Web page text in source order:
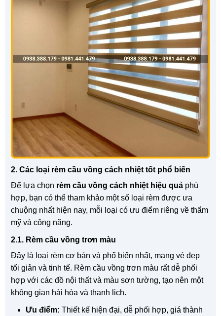
2. Các loại rèm cầu vồng cách nhiệt tốt phổ biến
Để lựa chọn rèm cầu vồng cách nhiệt hiệu quả phù
hợp, bạn có thể tham khảo một số loại rèm được ưa
chuộng nhất hiện nay, mỗi loại có ưu điểm riêng về thẩm
mỹ và công năng.
2.1. Rèm cầu vồng trơn màu
Đây là loại rèm cơ bản và phổ biến nhất, mang vẻ đẹp
tối giản và tinh tế. Rèm cầu vồng trơn màu rất dễ phối
hợp với các đồ nội thất và màu sơn tường, tạo nên một
không gian hài hòa và thanh lịch.
Ưu điểm: Thiết kế hiện đại, dễ phối hợp, giá thành